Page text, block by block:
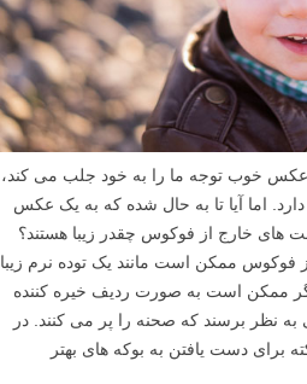
خوب توجه ما را به خود جلب می کند،
اما آیا تا به حال شده که به یک عکس
های خارج از فوکوس چقدر زیبا هستند؟
ممکن است مانند یک توده نرم زیبا
ممکن است به صورت ردیف خیره کننده
به نظر برسند که صحنه را پر می کنند. در
مطلب لنزک به آموزش ۶ نکته برای دست یافتن به بوکه های بهتر